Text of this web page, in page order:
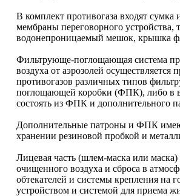
В комплект противогаза входят
мембраны переговорного
водонепроницаемый мешок, крышка
Фильтрующе-поглощающая система
воздуха от аэрозолей
противогазов различных типов
поглощающей коробки (ФПК), либо в
состоять из ФПК и дополнительного
Дополнительные патроны и ФПК
хранении резиновой пробкой и
Лицевая часть (шлем-маска или
очищенного воздуха и сброса в
обтекателей и системы крепления на
устройством и системой для приема